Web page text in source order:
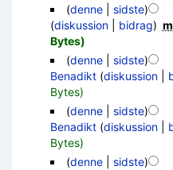
(denne| sidste)
(diskussion| bidrag) m
Bytes)
(denne| sidste)
Benadikt (diskussion|
Bytes)
(denne| sidste)
Benadikt (diskussion|
Bytes)
(denne| sidste)